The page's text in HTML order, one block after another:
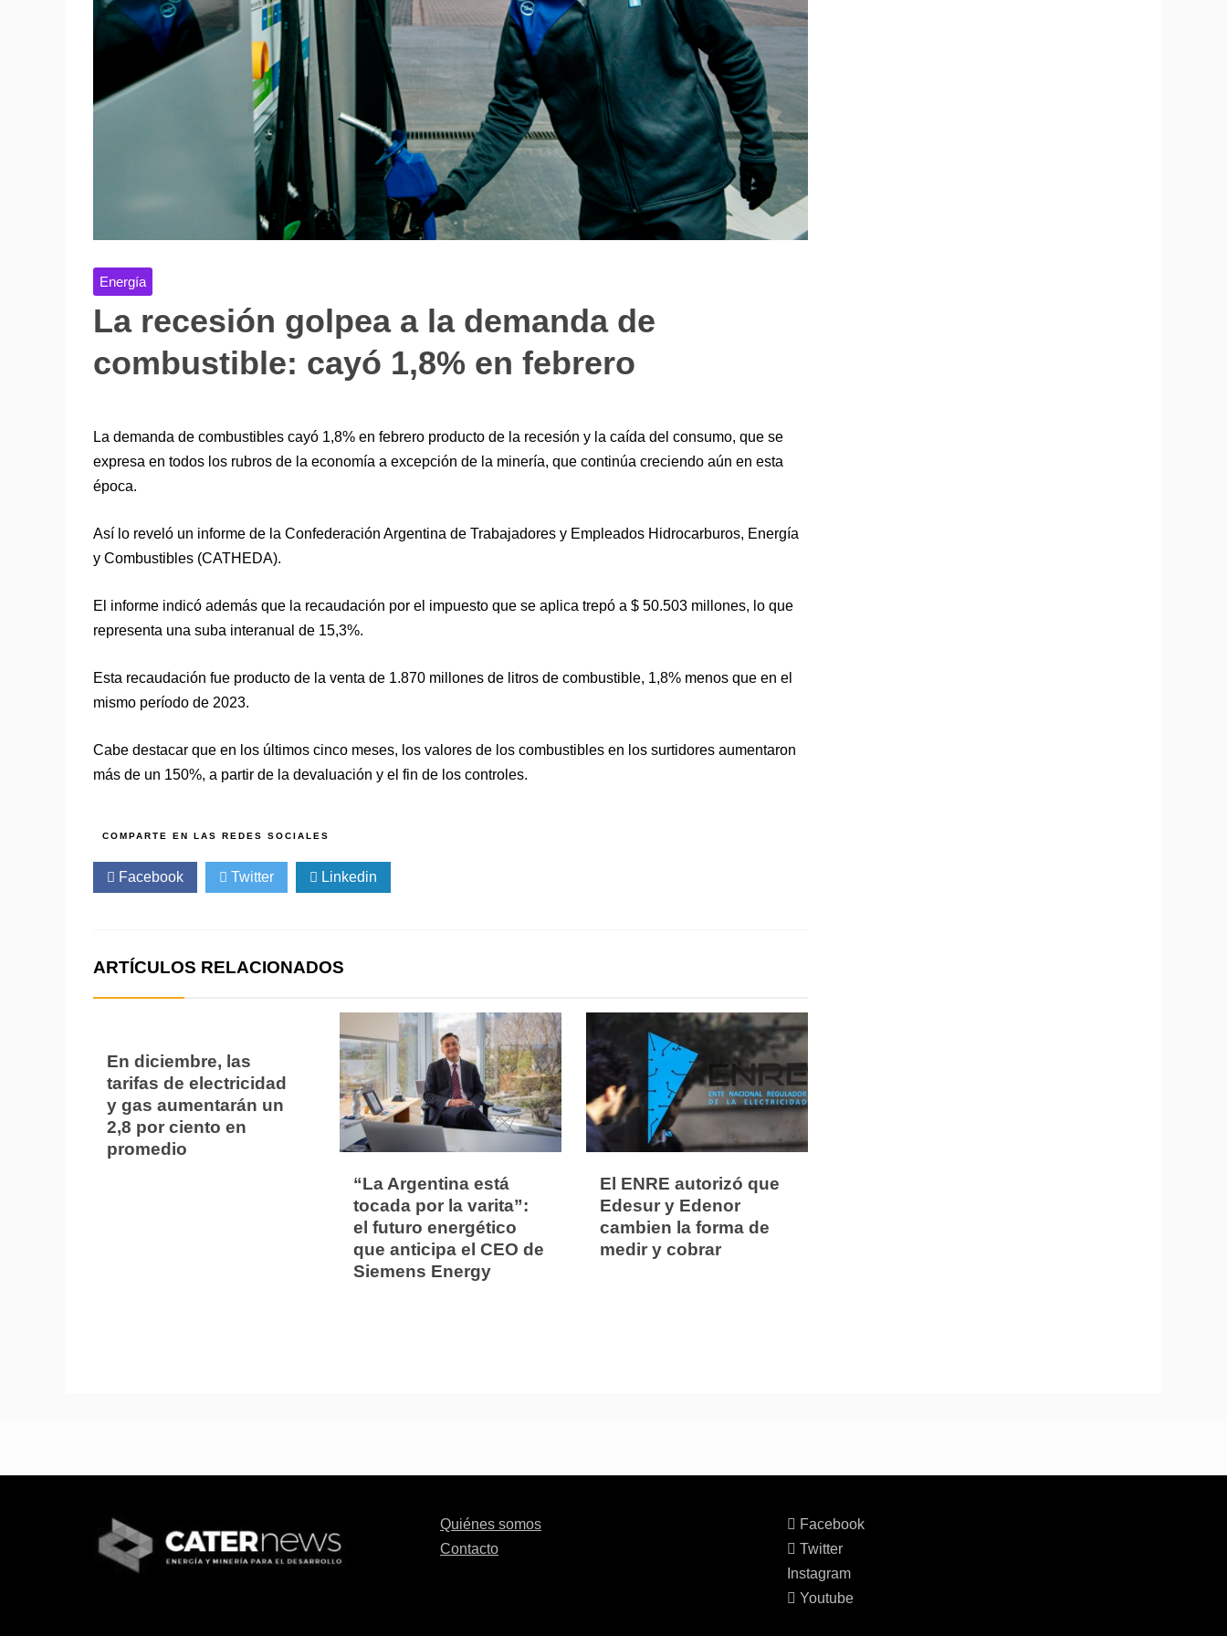
Energía
La recesión golpea a la demanda de
combustible: cayó 1,8% en febrero
La demanda de combustibles cayó 1,8% en febrero producto de la recesión y la caída del consumo, que se
expresa en todos los rubros de la economía a excepción de la minería, que continúa creciendo aún en esta
época.
Así lo reveló un informe de la Confederación Argentina de Trabajadores y Empleados Hidrocarburos, Energía
y Combustibles (CATHEDA).
El informe indicó además que la recaudación por el impuesto que se aplica trepó a $ 50.503 millones, lo que
representa una suba interanual de 15,3%.
Esta recaudación fue producto de la venta de 1.870 millones de litros de combustible, 1,8% menos que en el
mismo período de 2023.
Cabe destacar que en los últimos cinco meses, los valores de los combustibles en los surtidores aumentaron
más de un 150%, a partir de la devaluación y el fin de los controles.
Facebook Twitter Linkedin
ARTÍCULOS RELACIONADOS
En diciembre, las
tarifas de electricidad
y gas aumentarán un
2,8 por ciento en
promedio
“La Argentina está
tocada por la varita”:
el futuro energético
que anticipa el CEO de
Siemens Energy
El ENRE autorizó que
Edesur y Edenor
cambien la forma de
medir y cobrar
Quiénes somos
Contacto
Facebook
Twitter
Instagram
Youtube